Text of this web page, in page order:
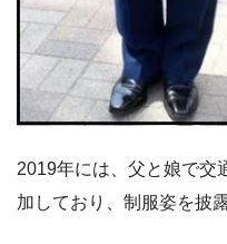
2019年には、父と娘で交
加しており、制服姿を披